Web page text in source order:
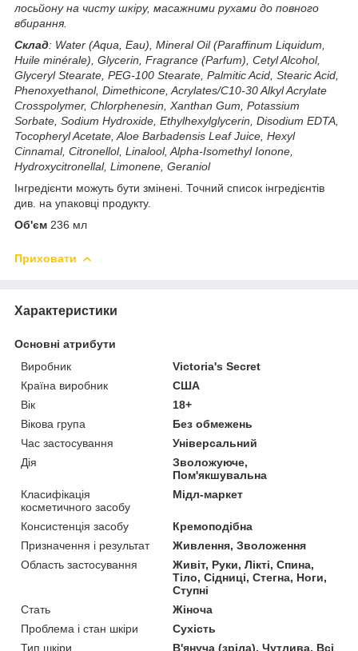
лосьйону на чисту шкіру, масажними рухами до повного
вбирання.
Склад: Water (Aqua, Eau), Mineral Oil (Paraffinum Liquidum,
Huile minérale), Glycerin, Fragrance (Parfum), Cetyl Alcohol,
Glyceryl Stearate, PEG-100 Stearate, Palmitic Acid, Stearic Acid,
Phenoxyethanol, Dimethicone, Acrylates/C10-30 Alkyl Acrylate
Crosspolymer, Chlorphenesin, Xanthan Gum, Potassium
Sorbate, Sodium Hydroxide, Ethylhexylglycerin, Disodium EDTA,
Tocopheryl Acetate, Aloe Barbadensis Leaf Juice, Hexyl
Cinnamal, Citronellol, Linalool, Alpha-Isomethyl Ionone,
Hydroxycitronellal, Limonene, Geraniol
Інгредієнти можуть бути змінені. Точний список інгредієнтів
див. на упаковці продукту.
Об'єм 236 мл
Приховати
Характеристики
Основні атрибути
Виробник
Victoria's Secret
Країна виробник
США
Вік
18+
Вікова група
Без обмежень
Час застосування
Універсальний
Дія
Зволожуюче,
Пом'якшувальна
Класифікація
косметичного засобу
Мідл-маркет
Консистенція засобу
Кремоподібна
Призначення і результат
Живлення, Зволоження
Область застосування
Живіт, Руки, Лікті, Спина,
Тіло, Сідниці, Стегна, Ноги,
Ступні
Стать
Жіноча
Проблема і стан шкіри
Сухість
Тип шкіри
В'януча (зріла), Чутлива, Всі